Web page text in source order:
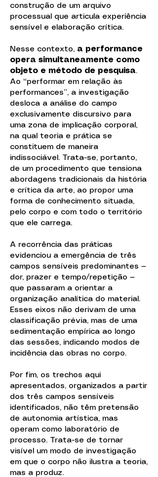
construção de um arquivo
processual que articula experiência
sensível e elaboração crítica.
Nesse contexto, a performance
opera simultaneamente como
objeto e método de pesquisa.
Ao “performar em relação às
performances”, a investigação
desloca a análise do campo
exclusivamente discursivo para
uma zona de implicação corporal,
na qual teoria e prática se
constituem de maneira
indissociável. Trata-se, portanto,
de um procedimento que tensiona
abordagens tradicionais da história
e crítica da arte, ao propor uma
forma de conhecimento situada,
pelo corpo e com todo o território
que ele carrega.
A recorrência das práticas
evidenciou a emergência de três
campos sensíveis predominantes —
dor, prazer e tempo/repetição —
que passaram a orientar a
organização analítica do material.
Esses eixos não derivam de uma
classificação prévia, mas de uma
sedimentação empírica ao longo
das sessões, indicando modos de
incidência das obras no corpo.
Por fim, os trechos aqui
apresentados, organizados a partir
dos três campos sensíveis
identificados, não têm pretensão
de autonomia artística, mas
operam como laboratório de
processo. Trata-se de tornar
visível um modo de investigação
em que o corpo não ilustra a teoria,
mas a produz.